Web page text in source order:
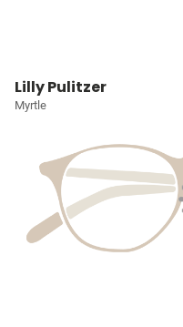
Lilly Pulitzer
Myrtle